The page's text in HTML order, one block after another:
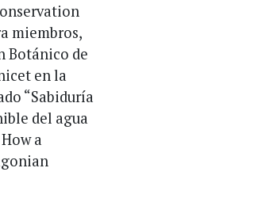
miembros,
Botánico de
en la
“Sabiduría
del agua
a